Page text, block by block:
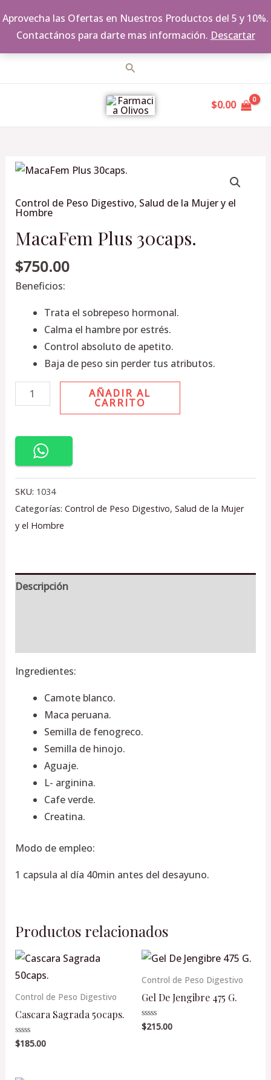
Aprovecha las Ofertas en Nuestros Productos del 5 y 10%.
Contactános para darte mas información. Descartar
Buscar
$0.00
Control de Peso Digestivo, Salud de la Mujer y el
Hombre
MacaFem Plus 30caps.
$750.00
Beneficios:
Trata el sobrepeso hormonal.
Calma el hambre por estrés.
Control absoluto de apetito.
Baja de peso sin perder tus atributos.
MacaFem
30caps.
cantidad
AÑADIR AL
CARRITO
SKU: 1034
Categorías: Control de Peso Digestivo, Salud de la Mujer
y el Hombre
Descripción
Ingredientes:
Camote blanco.
Maca peruana.
Semilla de fenogreco.
Semilla de hinojo.
Aguaje.
L- arginina.
Cafe verde.
Creatina.
Modo de empleo:
1 capsula al día 40min antes del desayuno.
Productos relacionados
Control de Peso Digestivo
Cascara Sagrada 50caps.
Valorado
en
$185.00
Control de Peso Digestivo
Gel De Jengibre 475 G.
Valorado
en
$215.00